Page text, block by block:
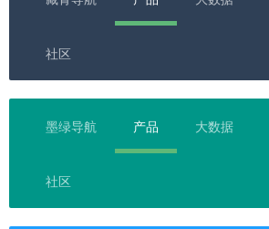
社区
墨绿导航 产品 大数据
社区